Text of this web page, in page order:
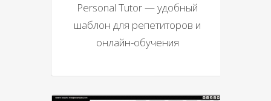
Personal Tutor — удобный
шаблон для репетиторов и
онлайн-обучения